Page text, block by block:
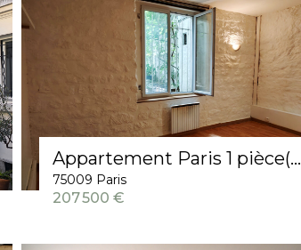
Appartement Paris 1 pièce(s) 19.79 m2
75009 Paris
207 500 €